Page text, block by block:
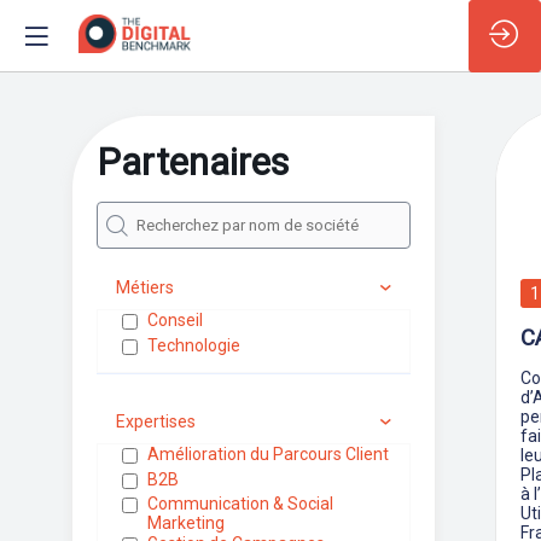
Partenaires
Métiers
Conseil
Technologie
Expertises
Amélioration du Parcours Client
B2B
Communication & Social
Marketing
à